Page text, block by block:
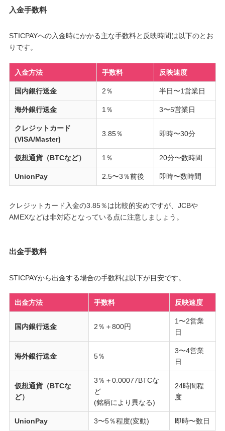
入金手数料
STICPAYへの入金時にかかる主な手数料と反映時間は以下のとお
りです。
入金方法 手数料 反映速度
国内銀行送金 2％ 半日〜1営業日
海外銀行送金 1％ 3〜5営業日
クレジットカード
(VISA/Master)
3.85％ 即時〜30分
仮想通貨（BTCなど） 1％ 20分〜数時間
UnionPay 2.5〜3％前後 即時〜数時間
クレジットカード入金の3.85％は比較的安めですが、JCBや
AMEXなどは非対応となっている点に注意しましょう。
出金手数料
STICPAYから出金する場合の手数料は以下が目安です。
出金方法 手数料 反映速度
国内銀行送金 2％＋800円
1〜2営業
日
海外銀行送金 5％
3〜4営業
日
仮想通貨（BTCな
ど）
3％＋0.00077BTCな
ど
(銘柄により異なる)
24時間程
度
UnionPay 3〜5％程度(変動) 即時〜数日